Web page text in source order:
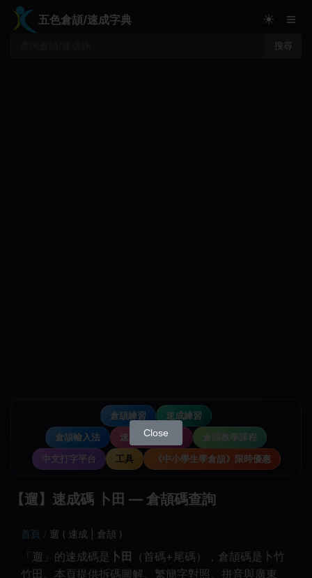
五色倉頡/速成字典
搜尋
☀ ≡
倉頡練習
速成練習
倉頡輸入法
速成輸入法教學
倉頡教學課程
中文打字平台
工具 《中小學生學倉頡》限時優惠
【遛】速成碼 卜田 — 倉頡碼查詢
首頁 遛 ( 速成 | 倉頡 )
「遛」的速成碼是 卜田
（首碼+尾碼），倉頡碼是卜竹
竹田。本頁提供拆碼圖解、繁簡字對照、拼音與廣東
Close